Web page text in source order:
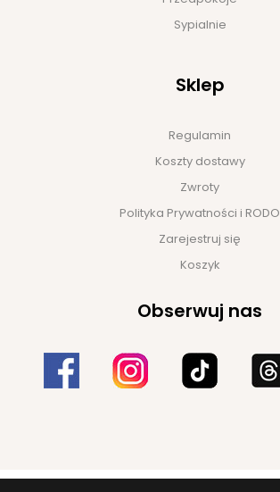
Sypialnie
Sklep
Regulamin
Koszty dostawy
Zwroty
Polityka Prywatności i RODO
Zarejestruj się
Koszyk
Obserwuj nas